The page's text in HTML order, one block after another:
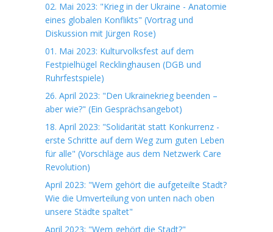
02. Mai 2023: "Krieg in der Ukraine - Anatomie
eines globalen Konflikts" (Vortrag und
Diskussion mit Jürgen Rose)
01. Mai 2023: Kulturvolksfest auf dem
Festpielhügel Recklinghausen (DGB und
Ruhrfestspiele)
26. April 2023: "Den Ukrainekrieg beenden –
aber wie?" (Ein Gesprächsangebot)
18. April 2023: "Solidarität statt Konkurrenz -
erste Schritte auf dem Weg zum guten Leben
für alle" (Vorschläge aus dem Netzwerk Care
Revolution)
April 2023: "Wem gehört die aufgeteilte Stadt?
Wie die Umverteilung von unten nach oben
unsere Städte spaltet"
April 2023: "Wem gehört die Stadt?"